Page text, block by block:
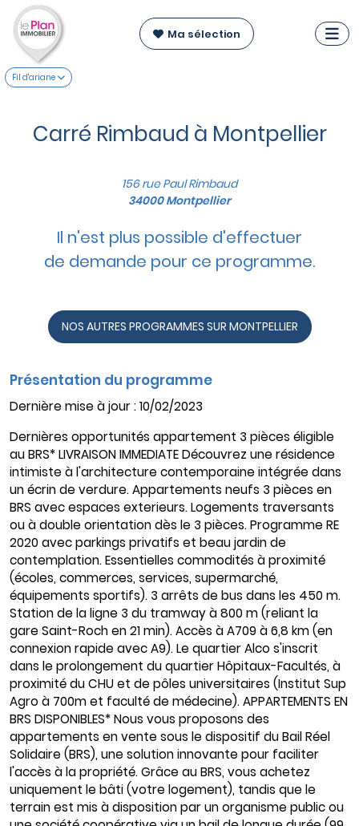
Ma sélection
Fil d'ariane
Carré Rimbaud à Montpellier
156 rue Paul Rimbaud
34000 Montpellier
Il n'est plus possible d'effectuer
de demande pour ce programme.
NOS AUTRES PROGRAMMES SUR MONTPELLIER
Présentation du programme
Dernière mise à jour : 10/02/2023
Dernières opportunités appartement 3 pièces éligible
au BRS* LIVRAISON IMMEDIATE Découvrez une résidence
intimiste à l'architecture contemporaine intégrée dans
un écrin de verdure. Appartements neufs 3 pièces en
BRS avec espaces exterieurs. Logements traversants
ou à double orientation dès le 3 pièces. Programme RE
2020 avec parkings privatifs et beau jardin de
contemplation. Essentielles commodités à proximité
(écoles, commerces, services, supermarché,
équipements sportifs). 3 arrêts de bus dans les 450 m.
Station de la ligne 3 du tramway à 800 m (reliant la
gare Saint-Roch en 21 min). Accès à A709 à 6,8 km (en
connexion rapide avec A9). Le quartier Alco s'inscrit
dans le prolongement du quartier Hôpitaux-Facultés, à
proximité du CHU et de pôles universitaires (Institut Sup
Agro à 700m et faculté de médecine). APPARTEMENTS EN
BRS DISPONIBLES* Nous vous proposons des
appartements en vente sous le dispositif du Bail Réel
Solidaire (BRS), une solution innovante pour faciliter
l'accès à la propriété. Grâce au BRS, vous achetez
uniquement le bâti (votre logement), tandis que le
terrain est mis à disposition par un organisme public ou